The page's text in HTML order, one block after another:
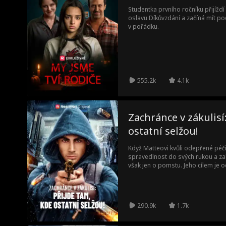
Studentka prvního ročníku
oslavu Díkůvzdání a začíná mít
v pořádku.
555.2k 4.1k
Zachránce v
ostatní selžou!
Když Matteovi kvůli odepřené
spravedlnost do svých rukou a
však jen o pomstu. Jeho cílem je
290.9k 1.7k